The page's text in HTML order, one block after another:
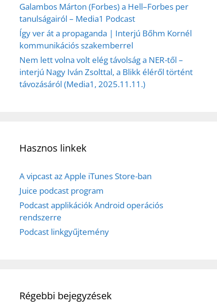
Galambos Márton (Forbes) a Hell–Forbes per
tanulságairól – Media1 Podcast
Így ver át a propaganda | Interjú Bőhm Kornél
kommunikációs szakemberrel
Nem lett volna volt elég távolság a NER-től –
interjú Nagy Iván Zsolttal, a Blikk éléről történt
távozásáról (Media1, 2025.11.11.)
Hasznos linkek
A vipcast az Apple iTunes Store-ban
Juice podcast program
Podcast applikációk Android operációs
rendszerre
Podcast linkgyűjtemény
Régebbi bejegyzések